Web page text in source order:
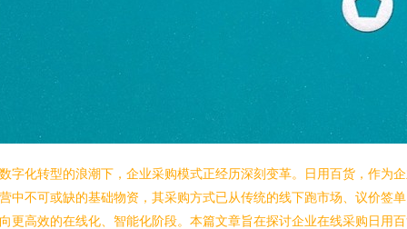
字化转型的浪潮下，企业采购模式正经历深刻变革。日用百货，作为
中不可或缺的基础物资，其采购方式已从传统的线下跑市场、议价签
更高效的在线化、智能化阶段。本篇文章旨在探讨企业在线采购日用